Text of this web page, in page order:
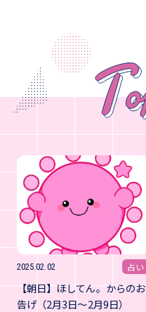
2025.02.02 占い
【朝日】ほしてん。からのお
告げ（2月3日～2月9日）